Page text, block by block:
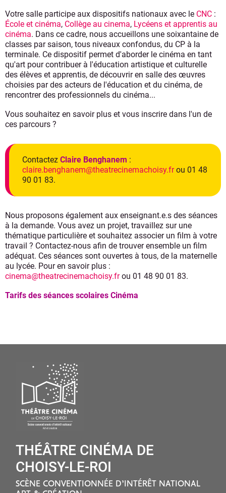
Votre salle participe aux dispositifs nationaux avec le CNC :
École et cinéma, Collège au cinema, Lycéens et apprentis au
cinéma. Dans ce cadre, nous accueillons une soixantaine de
classes par saison, tous niveaux confondus, du CP à la
terminale. Ce dispositif permet d'aborder le cinéma en tant
qu'art pour contribuer à l'éducation artistique et culturelle
des élèves et apprentis, de découvrir en salle des œuvres
choisies par des acteurs de l'éducation et du cinéma, de
rencontrer des professionnels du cinéma...
Vous souhaitez en savoir plus et vous inscrire dans l'un de
ces parcours ?
Contactez Claire Benghanem :
claire.benghanem@theatrecinemachoisy.frou 01 48
90 01 83.
Nous proposons également aux enseignant.e.s des séances
à la demande. Vous avez un projet, travaillez sur une
thématique particulière et souhaitez associer un film à votre
travail ? Contactez-nous afin de trouver ensemble un film
adéquat. Ces séances sont ouvertes à tous, de la maternelle
au lycée. Pour en savoir plus :
cinema@theatrecinemachoisy.frou 01 48 90 01 83.
Tarifs des séances scolaires Cinéma
THÉÂTRE CINÉMA DE
CHOISY-LE-ROI
SCÈNE CONVENTIONNÉE D’INTÉRÊT NATIONAL